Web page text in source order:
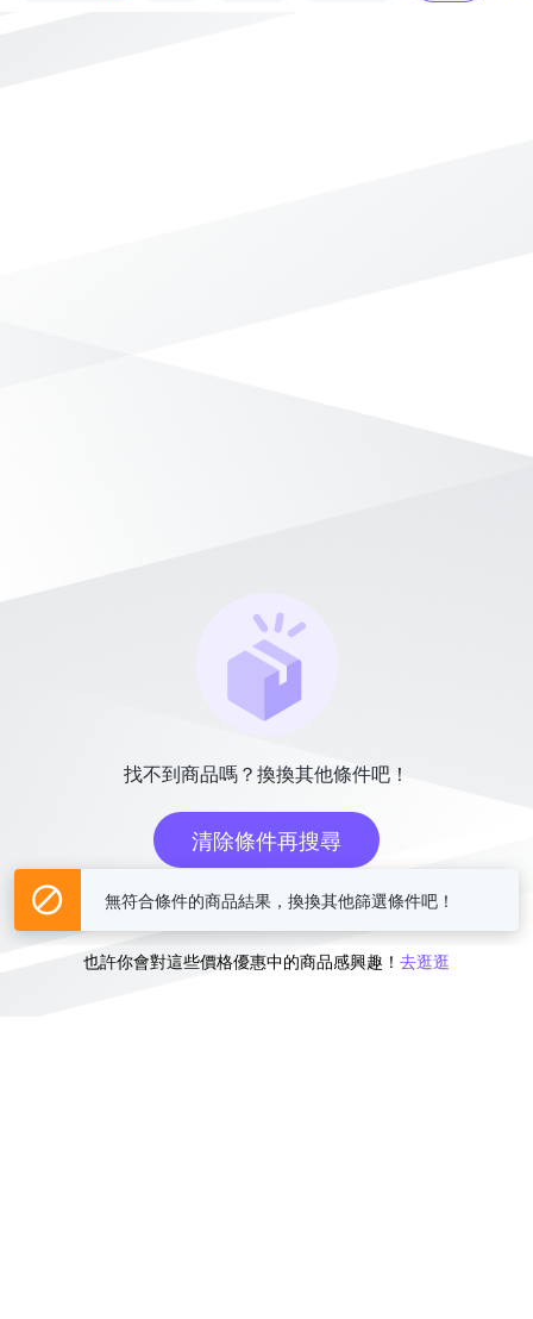
找不到商品嗎？換換其他條件吧！
清除條件再搜尋
或
也許你會對這些價格優惠中的商品感興趣！ 去逛逛
無符合條件的商品結果，換換其他篩選條件吧！